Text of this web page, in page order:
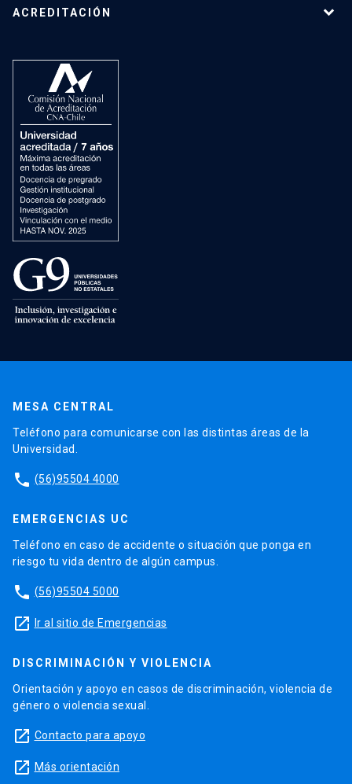
ACREDITACIÓN
MESA CENTRAL
Teléfono para comunicarse con las distintas áreas de la
Universidad.
phone (56)95504 4000
EMERGENCIAS UC
Teléfono en caso de accidente o situación que ponga en
riesgo tu vida dentro de algún campus.
phone (56)95504 5000
launch Ir al sitio de Emergencias
DISCRIMINACIÓN Y VIOLENCIA
Orientación y apoyo en casos de discriminación, violencia de
género o violencia sexual.
launch Contacto para apoyo
launch Más orientación